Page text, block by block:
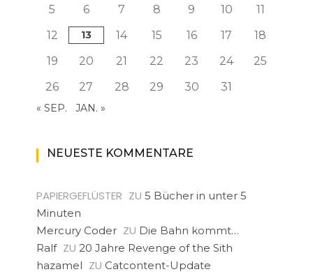
5
6 7 8 9 10
11
12
13 14 15 16 17
18
19
20 21 22 23 24
25
26
27 28 29 30 31
« SEP. JAN. »
NEUESTE KOMMENTARE
PAPIERGEFLÜSTER ZU 5 Bücher in unter 5
Minuten
Mercury Coder ZU Die Bahn kommt…
Ralf ZU 20 Jahre Revenge of the Sith
hazamel ZU Catcontent-Update